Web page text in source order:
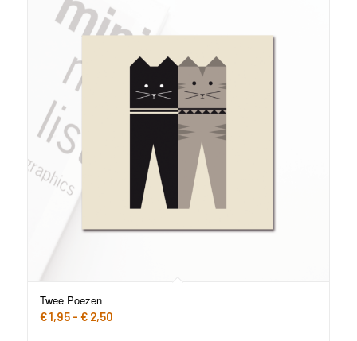
Twee Poezen
€1,95 - €2,50Prijsklasse: